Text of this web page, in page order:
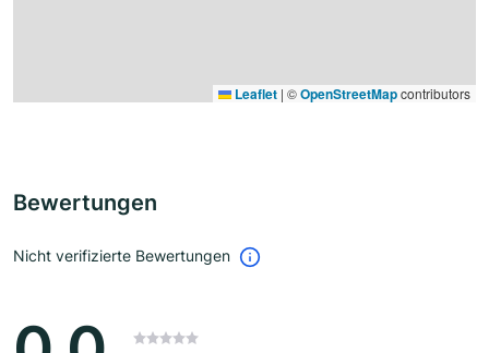
Leaflet | ©OpenStreetMapcontributors
Bewertungen
Nicht verifizierte Bewertungen